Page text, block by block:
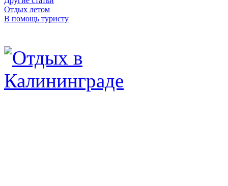
Отдых летом
В помощь туристу